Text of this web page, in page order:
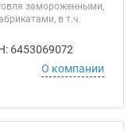
замороженными,
в т.ч.
6453069072
О компании